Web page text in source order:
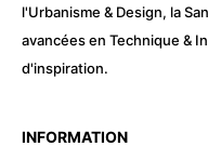
l'Urbanisme & Design, la
avancées en Technique &
d'inspiration.
INFORMATION